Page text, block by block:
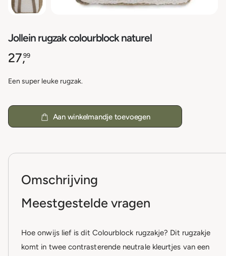
Jollein rugzak colourblock naturel
27,99
Een super leuke rugzak.
Aan winkelmandje toevoegen
Omschrijving
Meestgestelde vragen
Hoe onwijs lief is dit Colourblock rugzakje? Dit rugzakje
komt in twee contrasterende neutrale kleurtjes van een